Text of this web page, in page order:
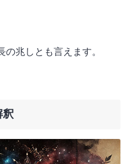
兆しとも言えます。
釈